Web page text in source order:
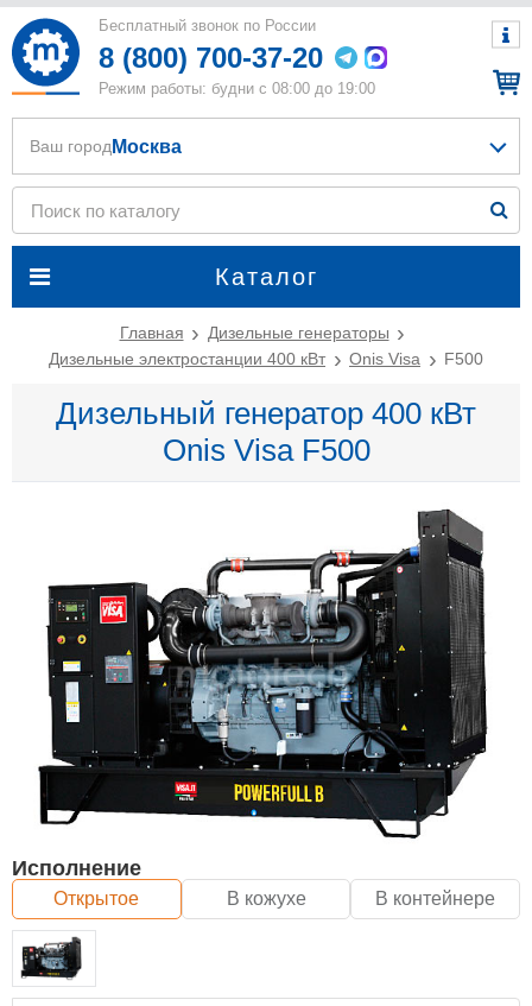
Бесплатный звонок по России
8 (800) 700-37-20
Режим работы: будни с 08:00 до 19:00
Каталог
Ваш город Москва
Главная
Дизельные генераторы
Дизельные электростанции 400 кВт
Onis Visa F500
Дизельный генератор 400 кВт
Onis Visa F500
Исполнение
Открытое В кожухе В контейнере